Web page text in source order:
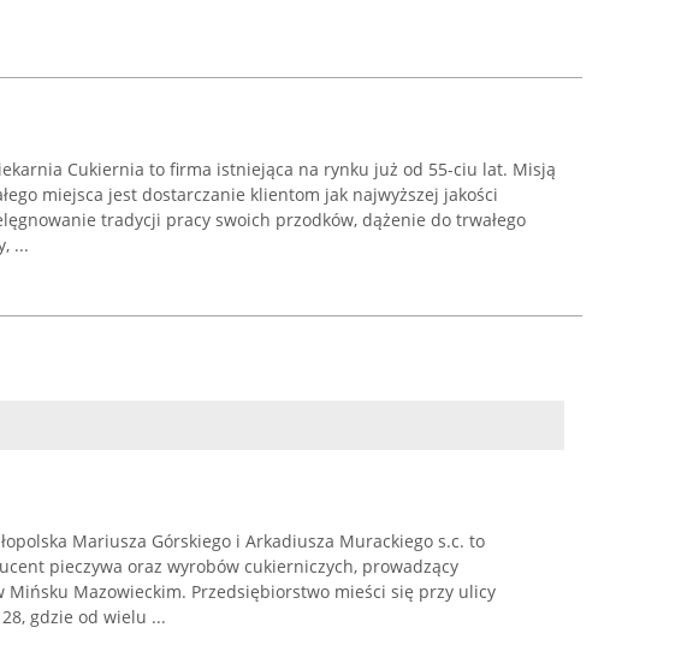
Cukiernia to firma istniejąca na rynku już od 55-ciu lat. Misją
miejsca jest dostarczanie klientom jak najwyższej jakości
tradycji pracy swoich przodków, dążenie do trwałego
...
Mariusza Górskiego i Arkadiusza Murackiego s.c. to
pieczywa oraz wyrobów cukierniczych, prowadzący
Mińsku Mazowieckim. Przedsiębiorstwo mieści się przy ulicy
gdzie od wielu ...